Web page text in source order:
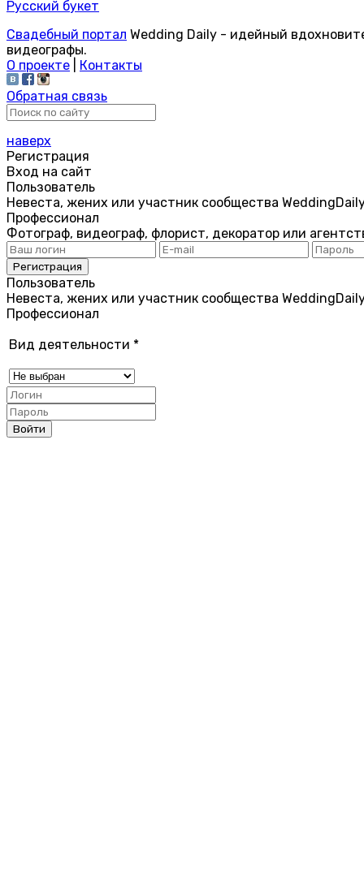
Русский букет
Свадебный портал Wedding Daily - идейный
видеографы.
О проекте
Контакты
Обратная связь
наверх
Регистрация
Вход на сайт
Пользователь
Невеста, жених или участник сообщества
Профессионал
Фотограф, видеограф, флорист, декоратор или
Пользователь
Невеста, жених или участник сообщества
Профессионал
Вид деятельности *